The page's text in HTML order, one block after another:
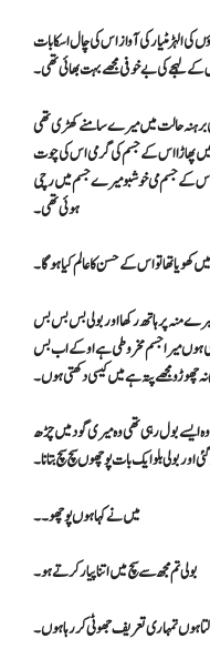
الہڑ مٹیار کی آواز اس کی چال اسکا بات
لہجے کی بے خوفی مجھے بہت بھائی تھی۔
برہنہ حالت میں میرے سامنے کھڑی تھی
میں پھاڑا اس کے جسم کی گرمی اس کی چوت
اس کے جسم می خوشبو میرے جسم میں رچی
ہوئی تھی ۔
تھا تو اس کے حسن کا عالم کیا ہوگا۔
منہ پر ہاتھ رکھا اور بولی بس بس بس
ہوں میرا جسم مخروطی ہے اوکے اب بس
نہ چھوڑو مجھے پتہ ہے میں کیسی دکھتی ہوں۔
وہ ایسے بول رہی تھی وہ میری گود میں چڑھ
گئی اور بولی بلو ایک بات پوچھوں سچ سچ بتانا۔
میں نے کہا ہوں پوچھو۔۔
بولی تم مجھ سے سچ میں اتنا پیار کرتے ہو۔
ہوں تمہاری تعریف جھوٹی کر رہا ہوں۔